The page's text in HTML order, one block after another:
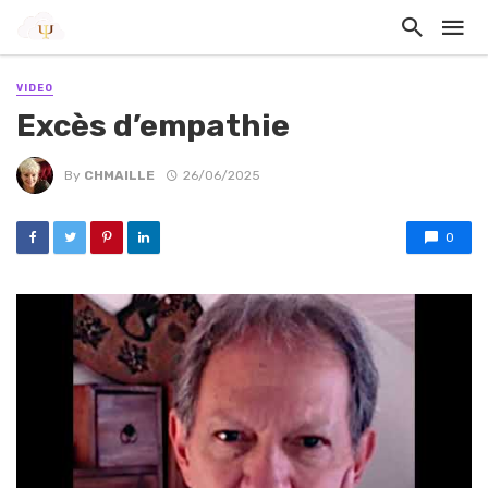
VIDEO
Excès d’empathie
By CHMAILLE 26/06/2025
0